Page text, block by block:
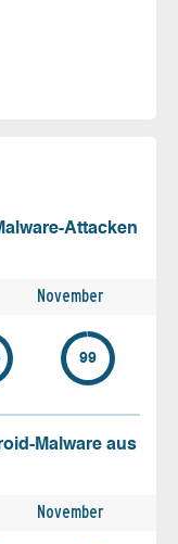
Attacken
November
99
Malware aus
November